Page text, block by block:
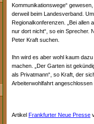
Kommunikationswege“
derweil beim Landesverband.
Regionalkonferenzen. „Bei allen
nur dort nicht“, so ein Sprecher.
Peter Kraft suchen.
Ihn wird es aber wohl kaum
machen. „Der Garten ist
als Privatmann“, so Kraft, der
Arbeiterwohlfahrt angeschlossen
Artikel Frankfurter Neue Presse